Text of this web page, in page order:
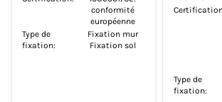
conformité
européenne
Type de
fixation:
Fixation mur
Fixation sol
Type de
fixation: